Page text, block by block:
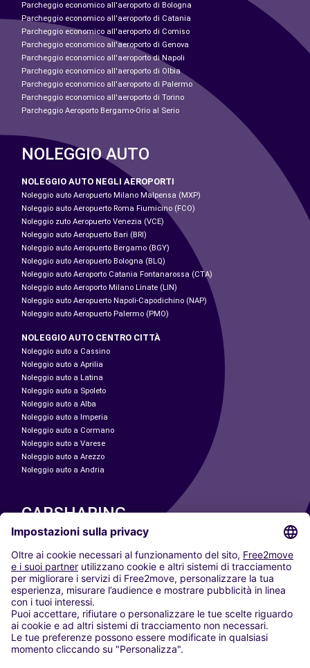
Parcheggio economico all'aeroporto di Bologna
Parcheggio economico all'aeroporto di Catania
Parcheggio economico all'aeroporto di Comiso
Parcheggio economico all'aeroporto di Genova
Parcheggio economico all'aeroporto di Napoli
Parcheggio economico all'aeroporto di Olbia
Parcheggio economico all'aeroporto di Palermo
Parcheggio economico all'aeroporto di Torino
Parcheggio Aeroporto Bergamo-Orio al Serio
NOLEGGIO AUTO
NOLEGGIO AUTO NEGLI AEROPORTI
Noleggio auto Aeropuerto Milano Malpensa (MXP)
Noleggio auto Aeropuerto Roma Fiumicino (FCO)
Noleggio zuto Aeropuerto Venezia (VCE)
Noleggio auto Aeropuerto Bari (BRI)
Noleggio auto Aeropuerto Bergamo (BGY)
Noleggio auto Aeropuerto Bologna (BLQ)
Noleggio auto Aeroporto Catania Fontanarossa (CTA)
Noleggio auto Aeroporto Milano Linate (LIN)
Noleggio auto Aeropuerto Napoli-Capodichino (NAP)
Noleggio auto Aeropuerto Palermo (PMO)
NOLEGGIO AUTO CENTRO CITTÀ
Noleggio auto a Cassino
Noleggio auto a Aprilia
Noleggio auto a Latina
Noleggio auto a Spoleto
Noleggio auto a Alba
Noleggio auto a Imperia
Noleggio auto a Cormano
Noleggio auto a Varese
Noleggio auto a Arezzo
Noleggio auto a Andria
CARSHARING
LE NOSTRE CITTÀ
Paris
Madrid
Washington DC
Milano
Roma
Torino
Vienna
Berlino